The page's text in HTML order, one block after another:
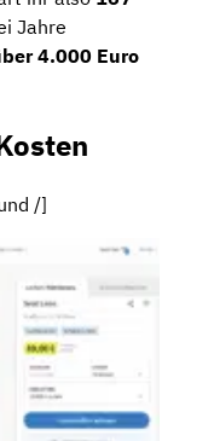
Jahre
4.000 Euro
/]